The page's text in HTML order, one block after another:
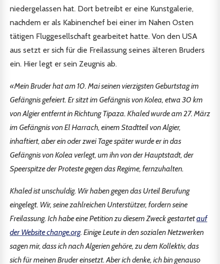
niedergelassen hat. Dort betreibt er eine Kunstgalerie,
nachdem er als Kabinenchef bei einer im Nahen Osten
tätigen Fluggesellschaft gearbeitet hatte. Von den USA
aus setzt er sich für die Freilassung seines älteren Bruders
ein. Hier legt er sein Zeugnis ab.
«Mein Bruder hat am 10. Mai seinen vierzigsten Geburtstag im
Gefängnis gefeiert. Er sitzt im Gefängnis von Kolea, etwa 30 km
von Algier entfernt in Richtung Tipaza. Khaled wurde am 27. März
im Gefängnis von El Harrach, einem Stadtteil von Algier,
inhaftiert, aber ein oder zwei Tage später wurde er in das
Gefängnis von Kolea verlegt, um ihn von der Hauptstadt, der
Speerspitze der Proteste gegen das Regime, fernzuhalten.
Khaled ist unschuldig. Wir haben gegen das Urteil Berufung
eingelegt. Wir, seine zahlreichen Unterstützer, fordern seine
Freilassung. Ich habe eine Petition zu diesem Zweck gestartetauf
der Website change.org. Einige Leute in den sozialen Netzwerken
sagen mir, dass ich nach Algerien gehöre, zu dem Kollektiv, das
sich für meinen Bruder einsetzt. Aber ich denke, ich bin genauso